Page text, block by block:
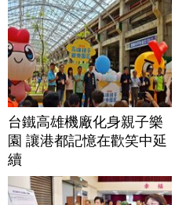
台鐵高雄機廠化身親子樂
園 讓港都記憶在歡笑中延
續